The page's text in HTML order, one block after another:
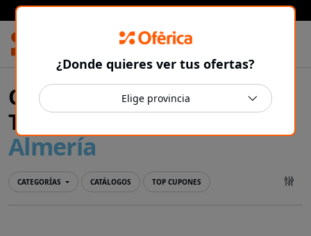
Prensa Ibérica
Ofertas y catálogos de
Telecomunicaciones en
Almería
CATEGORÍAS CATÁLOGOS TOP CUPONES
¿Donde quieres ver tus ofertas?